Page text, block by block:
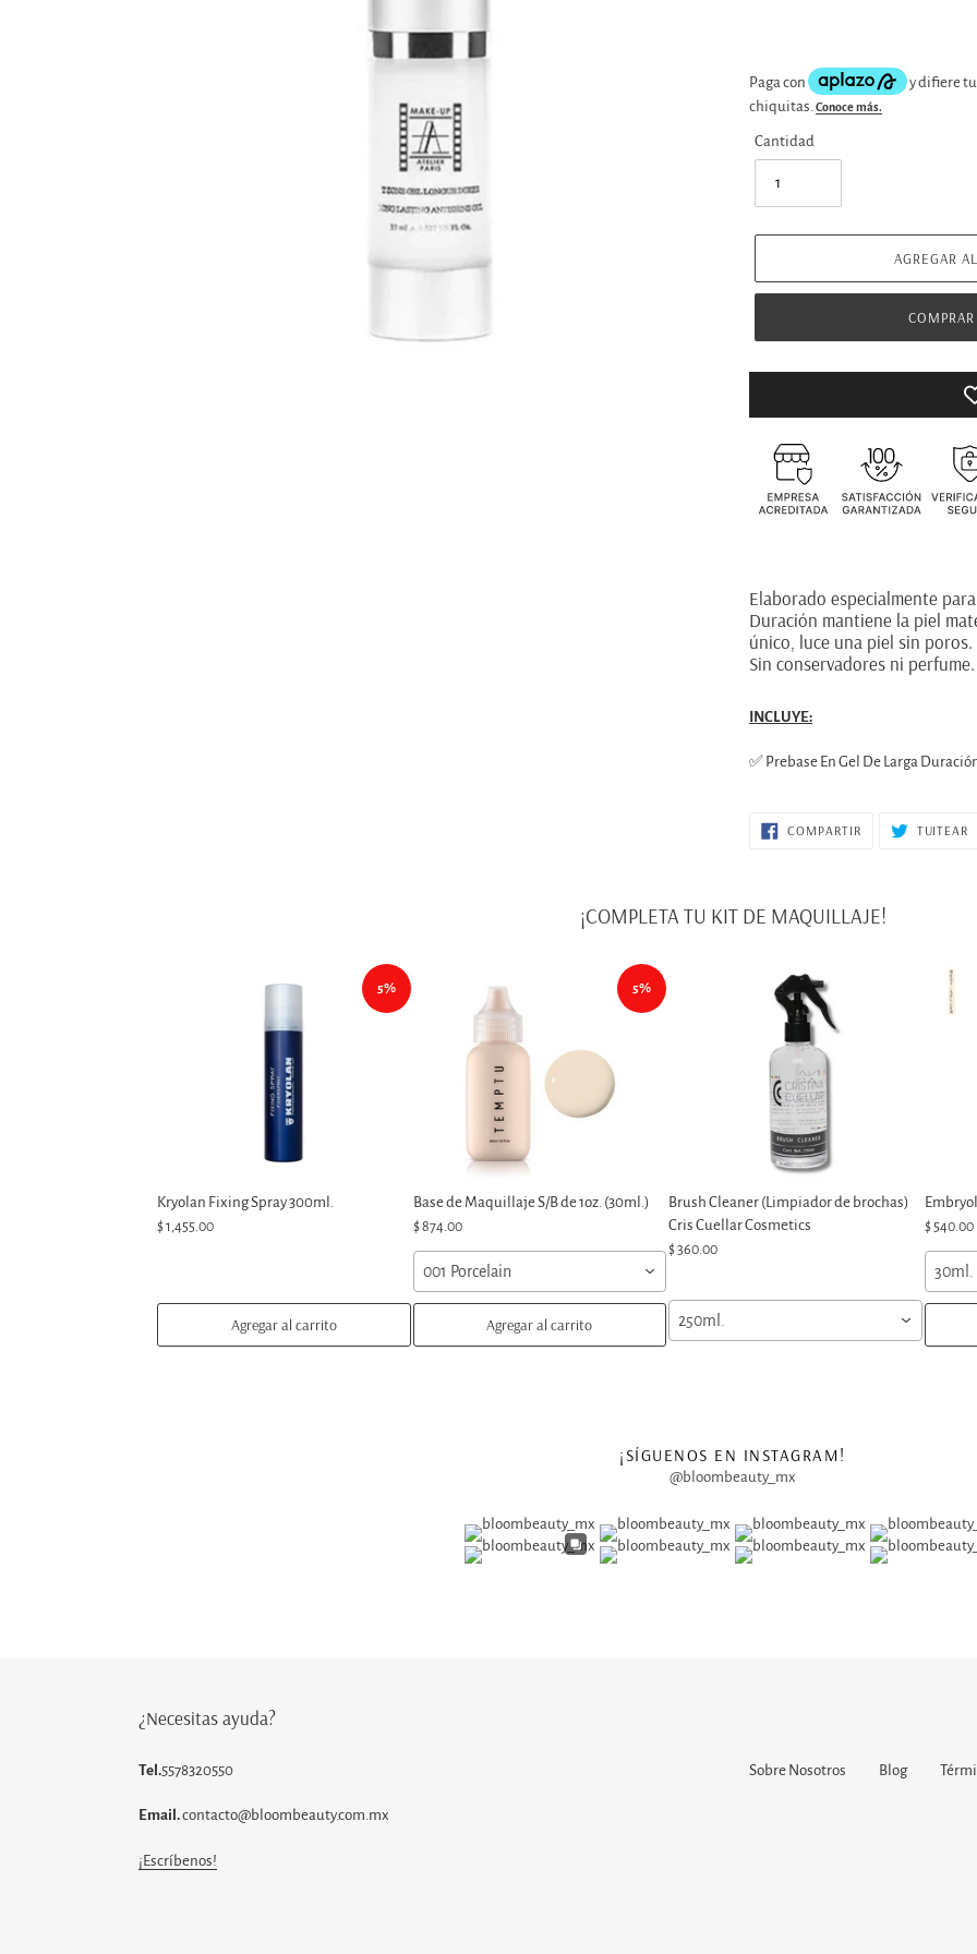
Cantidad
AGREGAR
producto
a
tu
compra
Elaborado especialmente
Duración mantiene la piel
único, luce una piel sin
Sin conservadores ni perfume.
INCLUYE:
✅ Prebase En Gel De Larga
COMPARTIRCOMPARTIR
EN
TUITEAR
¡COMPLETA TU KIT DE MAQUILLAJE!
5%
Kryolan Fixing Spray 300ml.
$ 1,455.00
Agregar al carrito
5%
Base de Maquillaje S/B de 1oz. (30ml.)
$ 874.00
001 Porcelain
Agregar al carrito
Brush Cleaner (Limpiador de brochas)
Cris Cuellar Cosmetics
$ 360.00
250ml.
$ 540.00
30ml.
¡SÍGUENOS EN INSTAGRAM!
@bloombeauty_mx
¿Necesitas ayuda?
Tel.5578320550
Email.contacto@bloombeauty.com.mx
¡Escríbenos!
Sobre Nosotros Blog